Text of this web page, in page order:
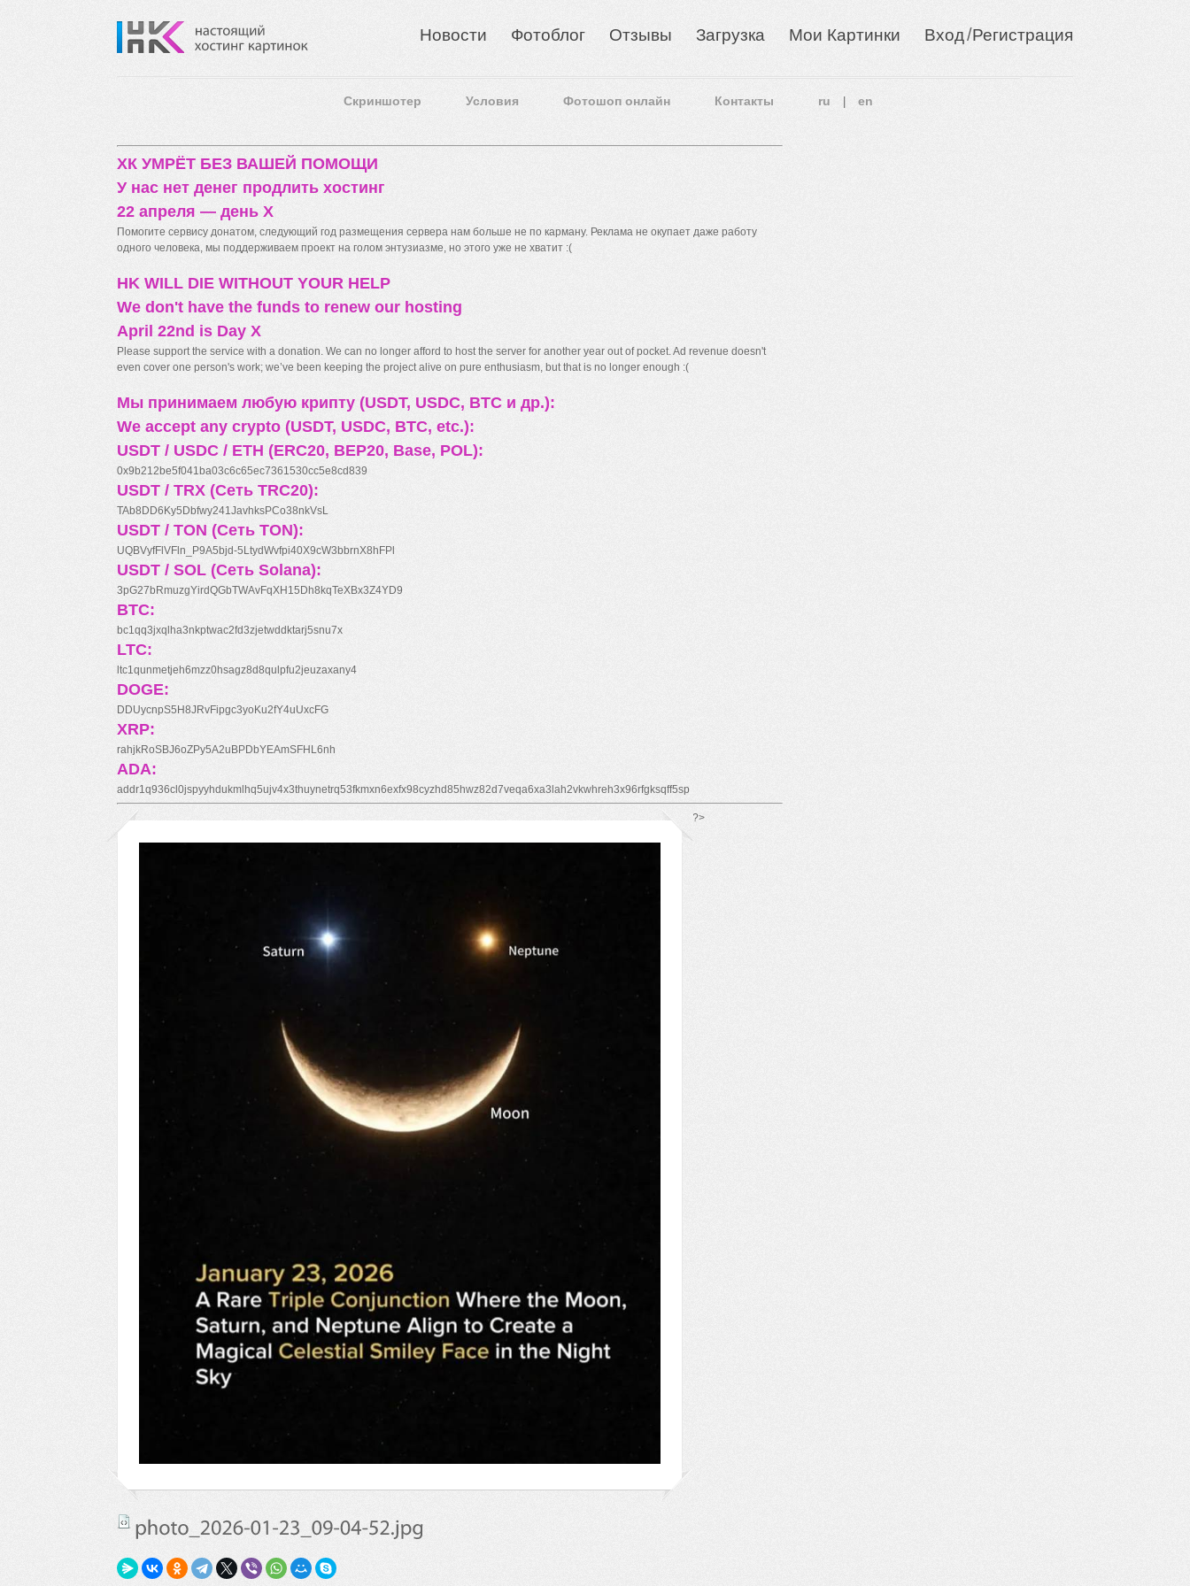
Новости Фотоблог Отзывы Загрузка Мои Картинки Вход/Регистрация
Скриншотер Условия Фотошоп онлайн Контакты ru en
ХК УМРЁТ БЕЗ ВАШЕЙ ПОМОЩИ
У нас нет денег продлить хостинг
22 апреля — день X
Помогите сервису донатом, следующий год размещения сервера нам больше не по карману. Реклама не окупает даже работу
одного человека, мы поддерживаем проект на голом энтузиазме, но этого уже не хватит :(
HK WILL DIE WITHOUT YOUR HELP
We don't have the funds to renew our hosting
April 22nd is Day X
Please support the service with a donation. We can no longer afford to host the server for another year out of pocket. Ad revenue doesn't
even cover one person's work; we’ve been keeping the project alive on pure enthusiasm, but that is no longer enough :(
Мы принимаем любую крипту (USDT, USDC, BTC и др.):
We accept any crypto (USDT, USDC, BTC, etc.):
USDT / USDC / ETH (ERC20, BEP20, Base, POL):
0x9b212be5f041ba03c6c65ec7361530cc5e8cd839
USDT / TRX (Сеть TRC20):
TAb8DD6Ky5Dbfwy241JavhksPCo38nkVsL
USDT / TON (Сеть TON):
UQBVyfFlVFln_P9A5bjd-5LtydWvfpi40X9cW3bbrnX8hFPl
USDT / SOL (Сеть Solana):
3pG27bRmuzgYirdQGbTWAvFqXH15Dh8kqTeXBx3Z4YD9
BTC:
bc1qq3jxqlha3nkptwac2fd3zjetwddktarj5snu7x
LTC:
ltc1qunmetjeh6mzz0hsagz8d8qulpfu2jeuzaxany4
DOGE:
DDUycnpS5H8JRvFipgc3yoKu2fY4uUxcFG
XRP:
rahjkRoSBJ6oZPy5A2uBPDbYEAmSFHL6nh
ADA:
addr1q936cl0jspyyhdukmlhq5ujv4x3thuynetrq53fkmxn6exfx98cyzhd85hwz82d7veqa6xa3lah2vkwhreh3x96rfgksqff5sp
*/ ?>